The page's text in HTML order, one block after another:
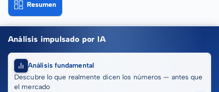
Resumen
Análisis impulsado por IA
Análisis fundamental
Descubre lo que realmente dicen los números — antes que
el mercado